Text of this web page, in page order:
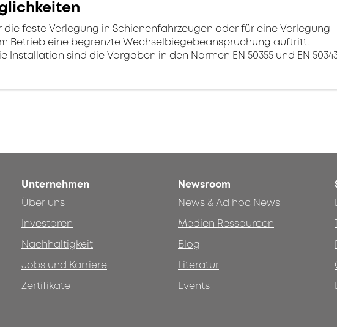
die feste Verlegung in Schienenfahrzeugen oder für eine Verlegung
Betrieb eine begrenzte Wechselbiegebeanspruchung auftritt.
Installation sind die Vorgaben in den Normen EN 50355 und EN
Unternehmen
Über uns
Investoren
Nachhaltigkeit
Jobs und Karriere
Zertifikate
Newsroom
News & Ad hoc News
Medien Ressourcen
Blog
Literatur
Events